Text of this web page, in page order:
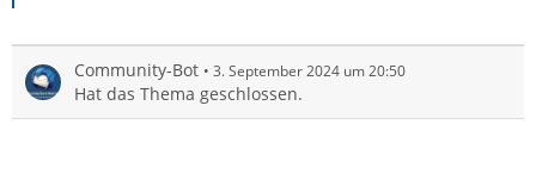
Community-Bot 3. September 2024 um 20:50
Hat das Thema geschlossen.